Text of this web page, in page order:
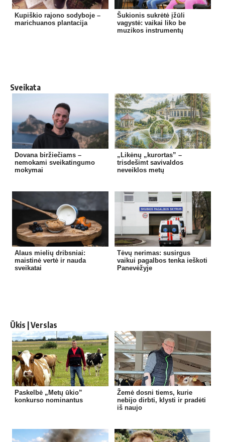
Kupiškio rajono sodyboje –
marichuanos plantacija
Šukionis sukrėtė įžūli
vagystė: vaikai liko be
muzikos instrumentų
Sveikata
Dovana biržiečiams –
nemokami sveikatingumo
mokymai
„Likėnų „kurortas” –
trisdešimt savivaldos
neveiklos metų
Alaus mielių dribsniai:
maistinė vertė ir nauda
sveikatai
Tėvų nerimas: susirgus
vaikui pagalbos tenka ieškoti
Panevėžyje
Ūkis | Verslas
Paskelbė „Metų ūkio”
konkurso nominantus
Žemė dosni tiems, kurie
nebijo dirbti, klysti ir pradėti
iš naujo